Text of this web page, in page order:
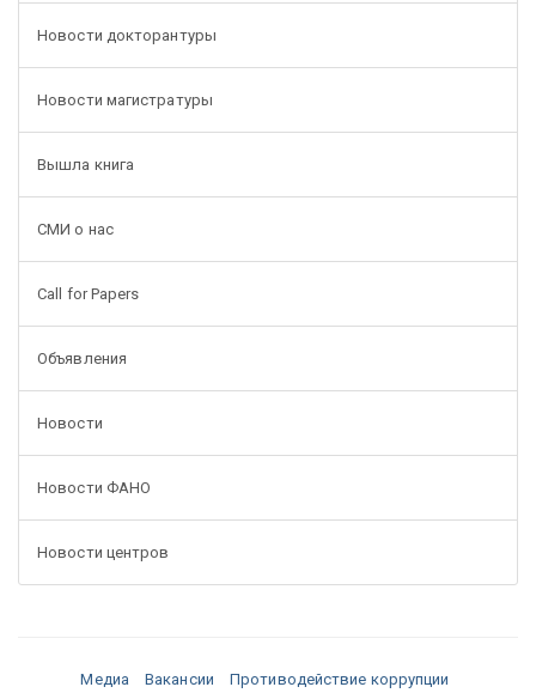
Новости докторантуры
Новости магистратуры
Вышла книга
СМИ о нас
Call for Papers
Объявления
Новости
Новости ФАНО
Новости центров
Медиа Вакансии Противодействие коррупции